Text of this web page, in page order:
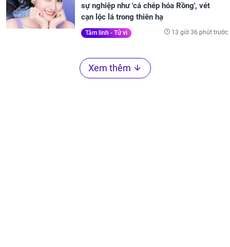
sự nghiệp như 'cá chép hóa Rồng', vét
cạn lộc lá trong thiên hạ
Tâm linh - Tử vi 13 giờ 36 phút trước
Xem thêm